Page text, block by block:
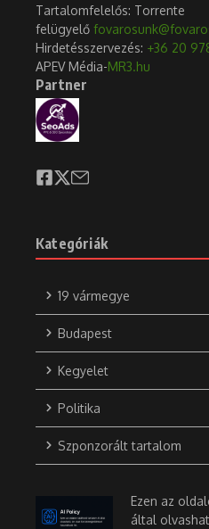
Tartalomfelelős: Torrente
felügyelő
Hirdetésszervezés: +36 20
APEV Média-MR3.hu
Partner
Kategóriák
19 vármegye
Budapest
Kegyelet
Politika
Szponzorált tartalom
Ezen az
által